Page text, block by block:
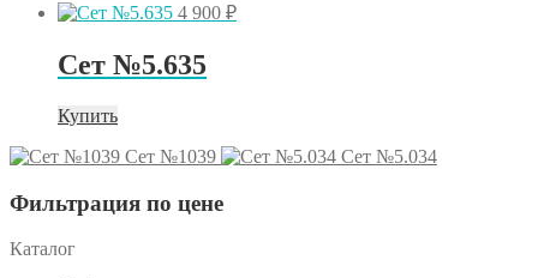
4 900 ₽
Сет №5.635
Купить
Сет №1039
Сет №5.034
Фильтрация по цене
Каталог